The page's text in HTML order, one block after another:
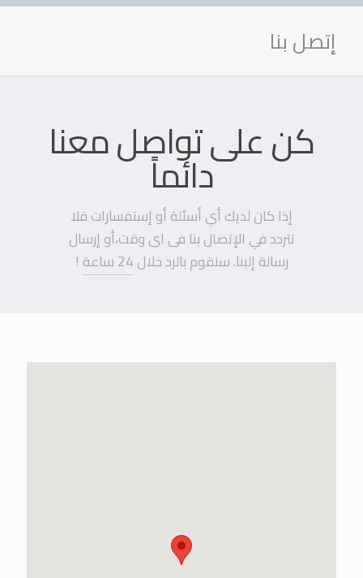
إتصل بنا
كن على تواصل معنا
دائماً
إذا كان لديك أي أسئلة أو إستفسارات فلا
تتردد في الإتصال بنا فى اى وقت،أو إرسال
رسالة إلينا. سنقوم بالرد خلال24 ساعة !